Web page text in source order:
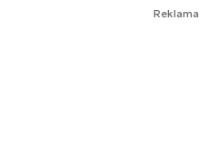
Reklama